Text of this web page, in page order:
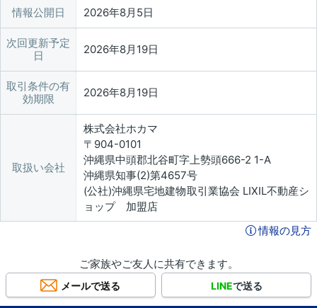
情報公開日 2026年8月5日
次回更新予定
日
2026年8月19日
取引条件の有
効期限
2026年8月19日
取扱い会社
株式会社ホカマ
〒904-0101
沖縄県中頭郡北谷町字上勢頭666-2 1-A
沖縄県知事(2)第4657号
(公社)沖縄県宅地建物取引業協会 LIXIL不動産シ
ョップ 加盟店
情報の見方
ご家族やご友人に共有できます。
メールで送る LINEで送る